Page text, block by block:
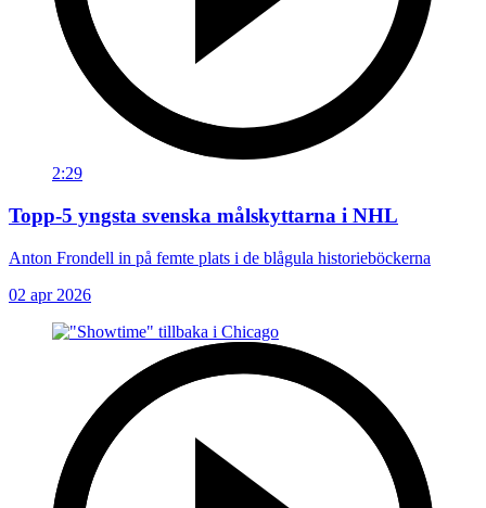
2:29
Topp-5 yngsta svenska målskyttarna i NHL
Anton Frondell in på femte plats i de blågula historieböckerna
02 apr 2026